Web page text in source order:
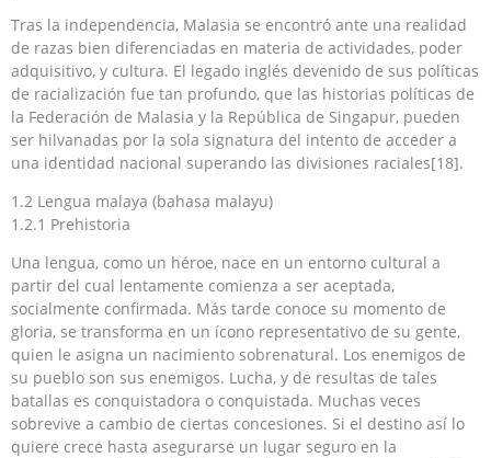
Tras la independencia, Malasia se encontró ante una realidad
de razas bien diferenciadas en materia de actividades, poder
adquisitivo, y cultura. El legado inglés devenido de sus políticas
de racialización fue tan profundo, que las historias políticas de
la Federación de Malasia y la República de Singapur, pueden
ser hilvanadas por la sola signatura del intento de acceder a
una identidad nacional superando las divisiones raciales[18].
1.2 Lengua malaya (bahasa malayu)
1.2.1 Prehistoria
Una lengua, como un héroe, nace en un entorno cultural a
partir del cual lentamente comienza a ser aceptada,
socialmente confirmada. Más tarde conoce su momento de
gloria, se transforma en un ícono representativo de su gente,
quien le asigna un nacimiento sobrenatural. Los enemigos de
su pueblo son sus enemigos. Lucha, y de resultas de tales
batallas es conquistadora o conquistada. Muchas veces
sobrevive a cambio de ciertas concesiones. Si el destino así lo
quiere crece hasta asegurarse un lugar seguro en la